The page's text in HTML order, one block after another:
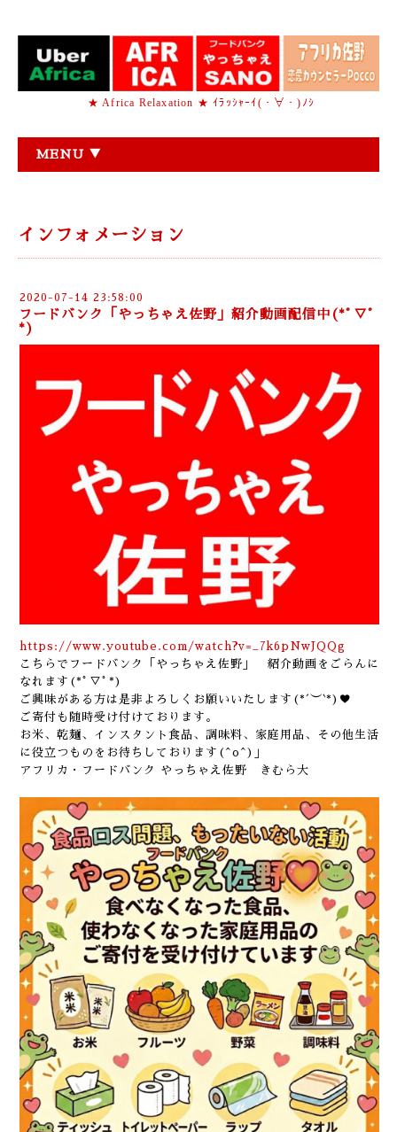
★ Africa Relaxation ★ ｲﾗｯｼｬｰｲ(・∀・)ﾉｼ
MENU ▼
インフォメーション
2020-07-14 23:58:00
フードバンク「やっちゃえ佐野」紹介動画配信中(*ﾟ▽ﾟ
*)
https://www.youtube.com/watch?v=_7k6pNwJQQg
こちらでフードバンク「やっちゃえ佐野」 紹介動画をごらんに
なれます(*ﾟ▽ﾟ*)
ご興味がある方は是非よろしくお願いいたします(*´︶`*)♥️
ご寄付も随時受け付けております。
お米、乾麺、インスタント食品、調味料、家庭用品、その他生活
に役立つものをお待ちしております(^o^)」
アフリカ・フードバンク やっちゃえ佐野 きむら大